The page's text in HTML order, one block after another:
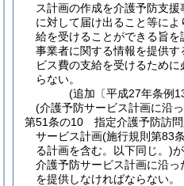
ス計画の作成を介護予防支
に対して届け出ること等に
給を受けることができる旨
事業者に関する情報を提供
ビス費の支給を受けるため
らない。
(追加〔平成27年条例
(介護予防サービス計画に沿
第51条の10
指定介護予防訪
サービス計画(施行規則第83
る計画を含む。以下同じ。)
介護予防サービス計画に沿
を提供しなければならない。